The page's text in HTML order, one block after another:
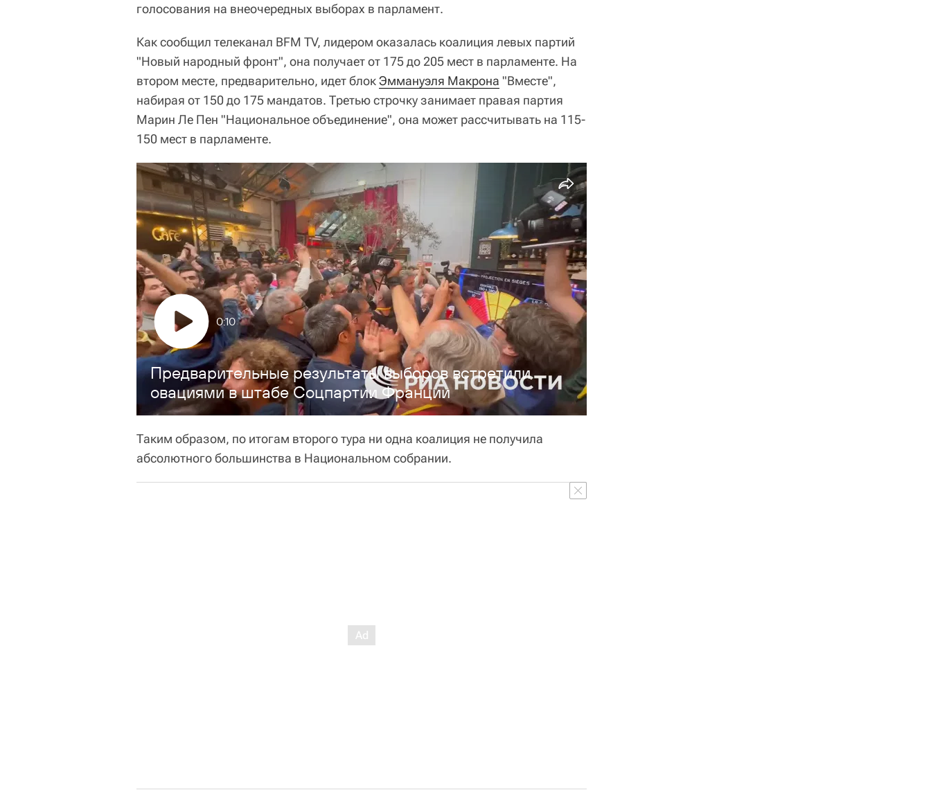
голосования на внеочередных выборах в парламент.
Как сообщил телеканал BFM TV, лидером оказалась коалиция левых партий
"Новый народный фронт", она получает от 175 до 205 мест в парламенте. На
втором месте, предварительно, идет блокЭммануэля Макрона "Вместе",
набирая от 150 до 175 мандатов. Третью строчку занимает правая партия
Марин Ле Пен "Национальное объединение", она может рассчитывать на 115-
150 мест в парламенте.
Предварительные результаты выборов встретили
овациями в штабе Соцпартии Франции
0:10
Таким образом, по итогам второго тура ни одна коалиция не получила
абсолютного большинства в Национальном собрании.